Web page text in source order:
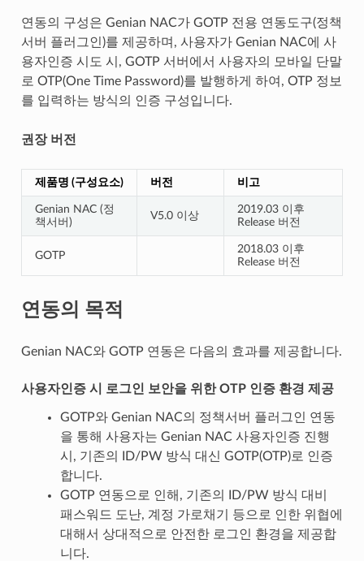
연동의 구성은 Genian NAC가 GOTP 전용 연동도구(정책
서버 플러그인)를 제공하며, 사용자가 Genian NAC에 사
용자인증 시도 시, GOTP 서버에서 사용자의 모바일 단말
로 OTP(One Time Password)를 발행하게 하여, OTP 정보
를 입력하는 방식의 인증 구성입니다.
권장 버전
제품명 (구성요소) 버전 비고
Genian NAC (정
책서버)
V5.0 이상
2019.03 이후
Release 버전
GOTP
2018.03 이후
Release 버전
연동의 목적
Genian NAC와 GOTP 연동은 다음의 효과를 제공합니다.
사용자인증 시 로그인 보안을 위한 OTP 인증 환경 제공
GOTP와 Genian NAC의 정책서버 플러그인 연동
을 통해 사용자는 Genian NAC 사용자인증 진행
시, 기존의 ID/PW 방식 대신 GOTP(OTP)로 인증
합니다.
GOTP 연동으로 인해, 기존의 ID/PW 방식 대비
패스워드 도난, 계정 가로채기 등으로 인한 위협에
대해서 상대적으로 안전한 로그인 환경을 제공합
니다.